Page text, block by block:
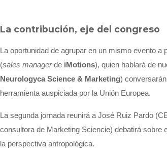
La contribución, eje del congreso
La oportunidad de agrupar en un mismo evento
(sales managerde iMotions), quien hablará de
Neurologyca Science & Marketing)
herramienta auspiciada por la Unión Europea.
La segunda jornada reunirá a José Ruiz Pardo
consultora de Marketing Sciencie) debatirá
la perspectiva antropológica.